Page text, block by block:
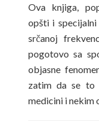
Ova knjiga,
opšti i
srčanoj
pogotovo sa
objasne
zatim da se to
medicini i nekim